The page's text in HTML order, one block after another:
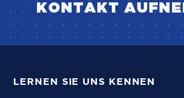
KONTAKT
LERNEN SIE UNS KENNEN